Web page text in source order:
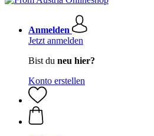
Anmelden
Jetzt anmelden
Bist du neu hier?
Konto erstellen